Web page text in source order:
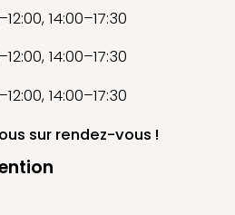
14:00–17:30
14:00–17:30
14:00–17:30
sur rendez-vous !